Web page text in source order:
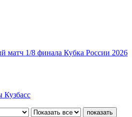
матч 1/8 финала Кубка России 2026
Кузбасс